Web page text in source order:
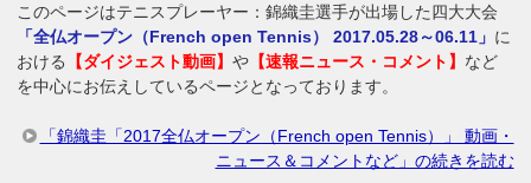
このページはテニスプレーヤー：錦織圭選手が出場した四大大会
「全仏オープン（French open Tennis） 2017.05.28～06.11」 に
おける
【ダイジェスト動画】や 【速報ニュース・コメント】 など
を中心にお伝えしているページとなっております。
「錦織圭「2017全仏オープン（French open Tennis）」 動画・
ニュース＆コメントなど」の続きを読む